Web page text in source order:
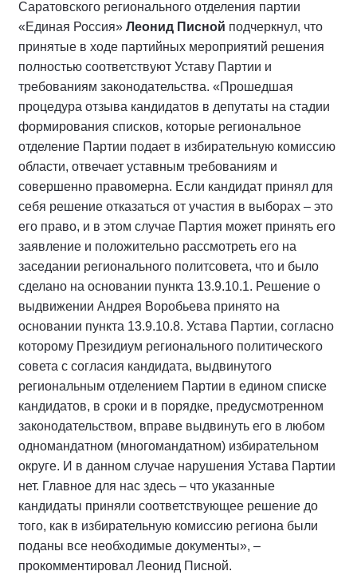
Саратовского регионального отделения партии
«Единая Россия» Леонид Писной подчеркнул, что
принятые в ходе партийных мероприятий решения
полностью соответствуют Уставу Партии и
требованиям законодательства. «Прошедшая
процедура отзыва кандидатов в депутаты на стадии
формирования списков, которые региональное
отделение Партии подает в избирательную комиссию
области, отвечает уставным требованиям и
совершенно правомерна. Если кандидат принял для
себя решение отказаться от участия в выборах – это
его право, и в этом случае Партия может принять его
заявление и положительно рассмотреть его на
заседании регионального политсовета, что и было
сделано на основании пункта 13.9.10.1. Решение о
выдвижении Андрея Воробьева принято на
основании пункта 13.9.10.8. Устава Партии, согласно
которому Президиум регионального политического
совета с согласия кандидата, выдвинутого
региональным отделением Партии в едином списке
кандидатов, в сроки и в порядке, предусмотренном
законодательством, вправе выдвинуть его в любом
одномандатном (многомандатном) избирательном
округе. И в данном случае нарушения Устава Партии
нет. Главное для нас здесь – что указанные
кандидаты приняли соответствующее решение до
того, как в избирательную комиссию региона были
поданы все необходимые документы», –
прокомментировал Леонид Писной.